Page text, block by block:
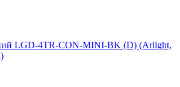
LGD-4TR-CON-MINI-BK (D) (Arlight,